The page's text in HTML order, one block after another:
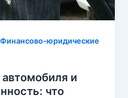
Финансово-юридические
и
что